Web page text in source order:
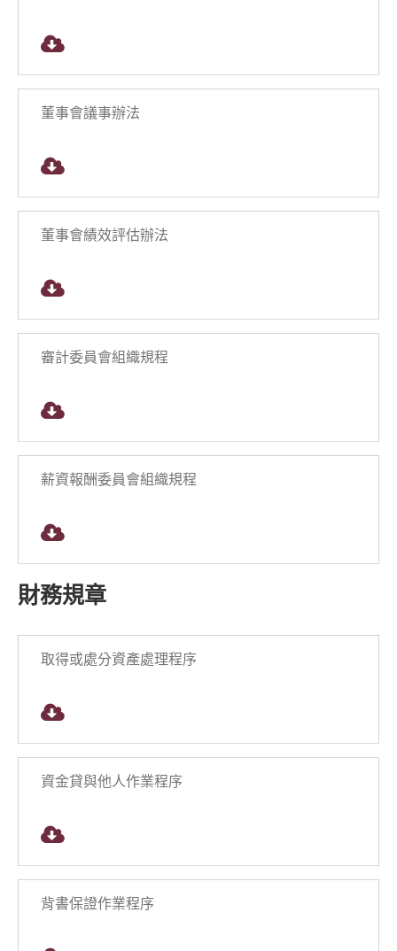
董事會議事辦法
董事會績效評估辦法
審計委員會組織規程
薪資報酬委員會組織規程
財務規章
取得或處分資產處理程序
資金貸與他人作業程序
背書保證作業程序